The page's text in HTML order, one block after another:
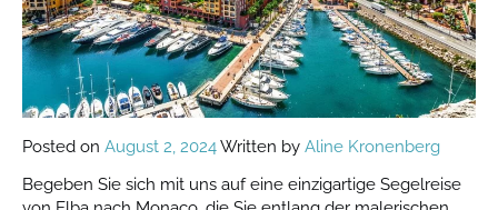
Posted on August 2, 2024Written by Aline Kronenberg
Begeben Sie sich mit uns auf eine einzigartige Segelreise